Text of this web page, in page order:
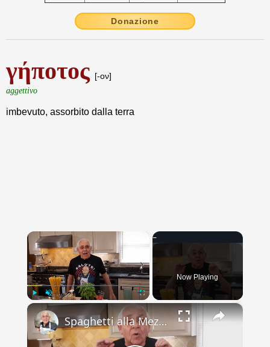
Donazione
γήποτος [-ον]
aggettivo
imbevuto, assorbito dalla terra
Unmute
Now Playing
×
Spaghetti alla Mezzanotte Recipe